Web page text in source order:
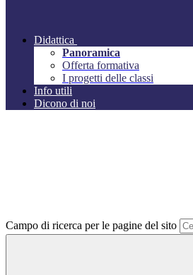
Didattica
Panoramica
Offerta formativa
I progetti delle classi
Info utili
Dicono di noi
Campo di ricerca per le pagine del sito